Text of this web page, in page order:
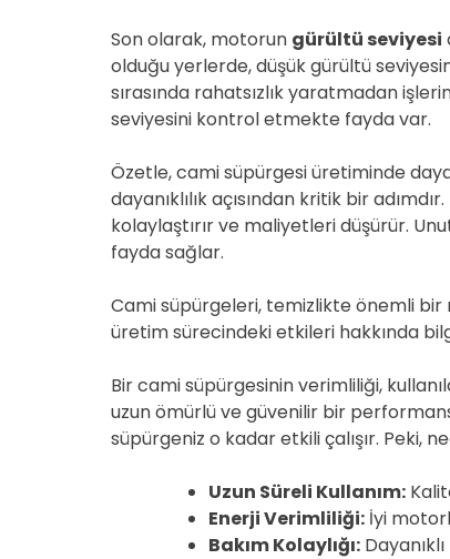
Son olarak, motorun gürültü seviyesi
olduğu yerlerde, düşük gürültü
sırasında rahatsızlık yaratmadan
seviyesini kontrol etmekte fayda var.
Özetle, cami süpürgesi üretiminde
dayanıklılık açısından kritik bir
kolaylaştırır ve maliyetleri düşürür.
fayda sağlar.
Cami süpürgeleri, temizlikte önemli bir
üretim sürecindeki etkileri hakkında
Bir cami süpürgesinin verimliliği,
uzun ömürlü ve güvenilir bir
süpürgeniz o kadar etkili çalışır. Peki,
Uzun Süreli Kullanım:
Enerji Verimliliği: İyi
Bakım Kolaylığı: